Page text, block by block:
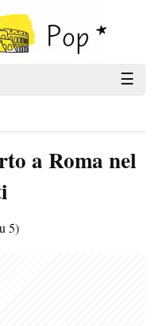
☰
a Roma nel
5)